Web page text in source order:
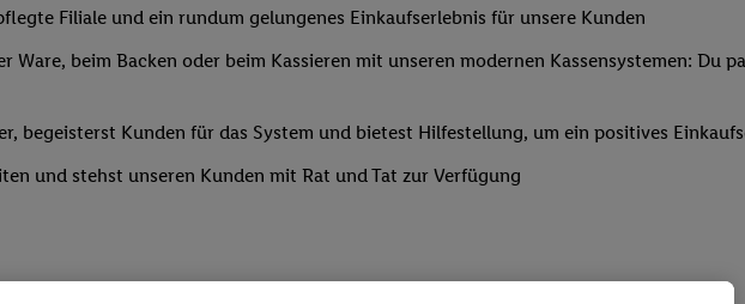
Filiale und ein rundum gelungenes Einkaufserlebnis für unsere Kunden
beim Backen oder beim Kassieren mit unseren modernen Kassensystemen: Du
begeisterst Kunden für das System und bietest Hilfestellung, um ein positives
und stehst unseren Kunden mit Rat und Tat zur Verfügung